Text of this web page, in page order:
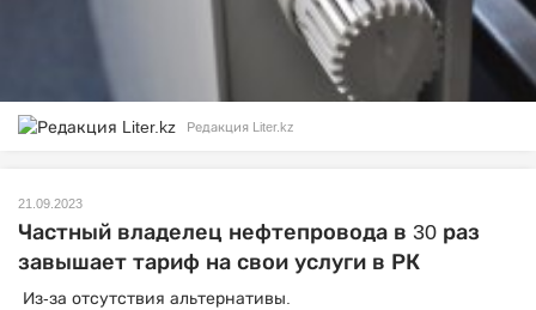
Редакция Liter.kz
21.09.2023
Частный владелец нефтепровода в 30 раз
завышает тариф на свои услуги в РК
Из-за отсутствия альтернативы.